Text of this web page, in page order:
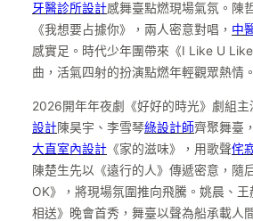
牙醫診所設計感舞臺點燃現場氣氛。陳
《我想要占據你》，兩人密意對唱， 中
感實足。時代少年團帶來《I Like U
曲，活氣四射的扮演點燃年輕觀眾熱情。
2026開年年夜劇《好好的時光》劇組主
設計陳昊宇、李雪琴綠設計師齊聚舞臺
大直室內設計 《家的滋味》，用歌聲侘
陳楚生先以《遠行的人》傳遞密意，隨
OK》，將現場氛圍推向飛騰。姚晨、
相送》晚會首秀，舞臺以聲為船承載人